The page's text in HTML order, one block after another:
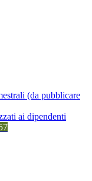
(da pubblicare
ai dipendenti